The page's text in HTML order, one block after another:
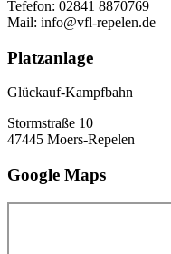
Tefefon: 02841 8870769
Mail: info@vfl-repelen.de
Platzanlage
Glückauf-Kampfbahn
Stormstraße 10
47445 Moers-Repelen
Google Maps